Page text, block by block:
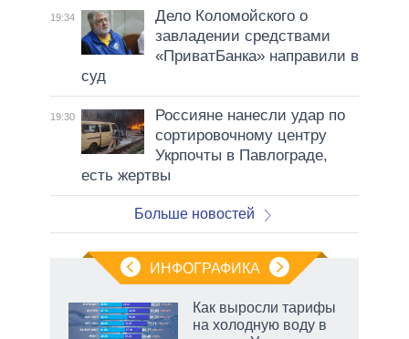
19:34
Дело Коломойского о
завладении средствами
«ПриватБанка» направили в
суд
19:30
Россияне нанесли удар по
сортировочному центру
Укрпочты в Павлограде,
есть жертвы
Больше новостей
ИНФОГРАФИКА
Как выросли тарифы
на холодную воду в